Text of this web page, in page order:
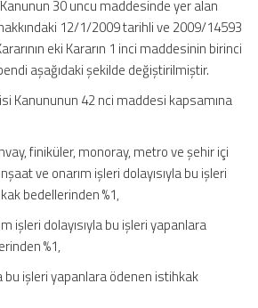
Kanunun 30 uncu maddesinde yer alan
12/1/2009 tarihli ve 2009/14593
eki Kararın 1 inci maddesinin birinci
aşağıdaki şekilde değiştirilmiştir.
Kanununun 42 nci maddesi kapsamına
finiküler, monoray, metro ve şehir içi
ve onarım işleri dolayısıyla bu işleri
bedellerinden %1,
işleri dolayısıyla bu işleri yapanlara
%1,
bu işleri yapanlara ödenen istihkak